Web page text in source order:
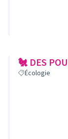
🐔 DES
Écologie